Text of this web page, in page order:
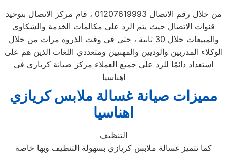
من خلال رقم الاتصال 01207619993 ، قام مركز الاتصال بتوحيد
قنوات الاتصال حيث يتم الرد على مكالمات الخدمة والشكاوى
والمبيعات خلال 30 ثانية ، حتى في وقت الذروة مرات من خلال
الوكلاء المدربين والوديين والمهنيين ومتعددي اللغات الذين هم على
استعداد دائمًا للرد على جميع العملاء مركز صيانة كريازي فى
اهناسيا
مميزات صيانة غسالة ملابس كريازي
اهناسيا
التنظيف
كما تتميز غسالة ملابس كريازي بسهولة التنظيف وبها خاصة